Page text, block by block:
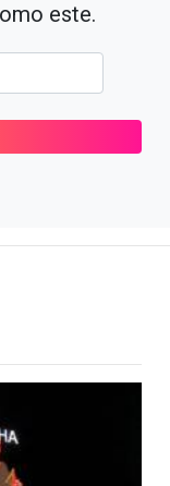
este.